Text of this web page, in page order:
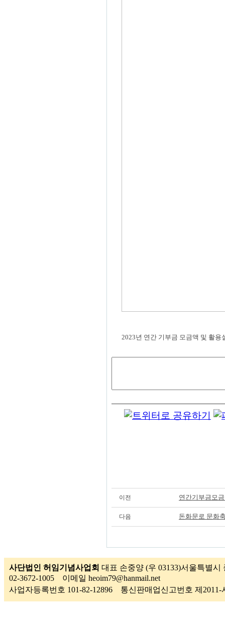
2023년 연간 기부금 모금액 및 활용
이전 연간기부금모
다음 돈화문로 문화
사단법인 허임기념사업회 대표 손중양 (우 03133)서울특별
02-3672-1005 이메일 heoim79@hanmail.net
사업자등록번호 101-82-12896 통신판매업신고번호 제